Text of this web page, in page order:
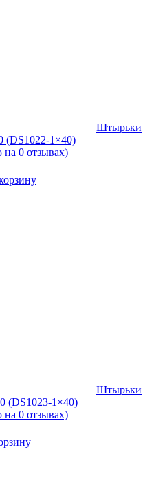
Штырьки
(DS1022-1×40)
на 0 отзывах)
Штырьки
(DS1023-1×40)
на 0 отзывах)